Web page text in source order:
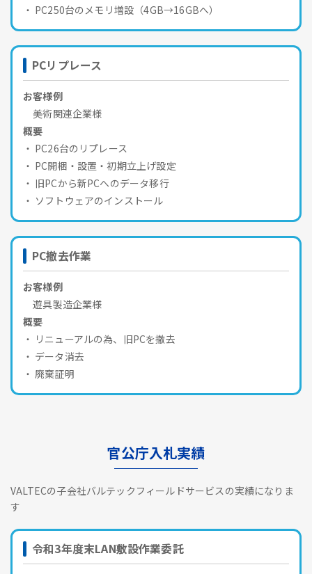
PC250台のメモリ増設（4GB→16GBへ）
PCリプレース
お客様例
美術関連企業様
概要
PC26台のリプレース
PC開梱・設置・初期立上げ設定
旧PCから新PCへのデータ移行
ソフトウェアのインストール
PC撤去作業
お客様例
遊具製造企業様
概要
リニューアルの為、旧PCを撤去
データ消去
廃棄証明
官公庁入札実績
VALTECの子会社バルテックフィールドサービスの実績になりま
す
令和3年度末LAN敷設作業委託